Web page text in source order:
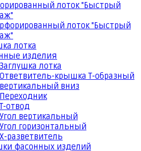
лоток "Быстрый
лоток "Быстрый
лотка
изделия
Заглушка лотка
Ответвитель-крышка Т-образный
вертикальный вниз
Переходник
Т-отвод
Угол вертикальный
Угол горизонтальный
Х-разветвитель
фасонных изделий